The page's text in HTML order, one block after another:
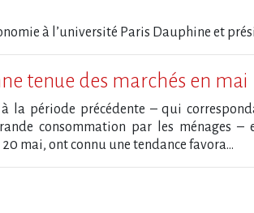
à l’université Paris Dauphine et
tenue des marchés en mai
la période précédente – qui
consommation par les ménages –
mai, ont connu une tendance favora...